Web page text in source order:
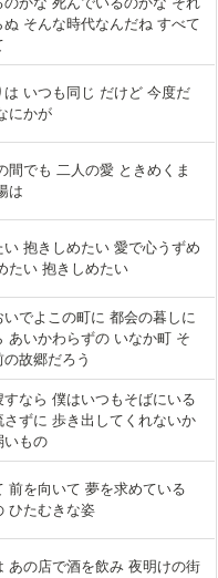
ぬ そんな時代なんだね すべて
は いつも同じ だけど 今度だ
にかが
間でも 二人の愛 ときめくま
は
い 抱きしめたい 愛で心うずめ
たい 抱きしめたい
いでよこの町に 都会の暮しに
あいかわらずの いなか町 そ
故郷だろう
すなら 僕はいつもそばにいる
さずに 歩き出してくれないか
いもの
前を向いて 夢を求めている
ひたむきな姿
あの店で酒を飲み 夜明けの街